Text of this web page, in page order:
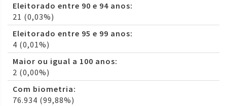
Eleitorado entre 90 e 94 anos:
21 (0,03%)
Eleitorado entre 95 e 99 anos:
4 (0,01%)
Maior ou igual a 100 anos:
2 (0,00%)
Com biometria:
76.934 (99,88%)